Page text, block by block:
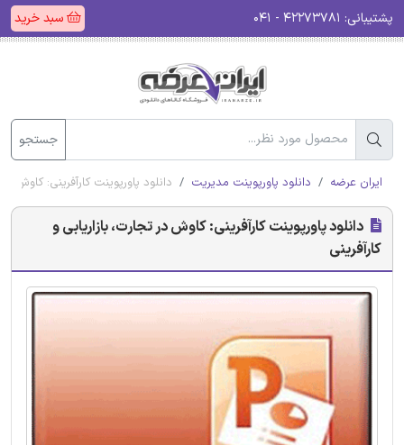
پشتیبانی: سبد خرید
جستجو
ایران عرضه دانلود پاورپوینت مدیریت دانلود پاورپوینت کارآفرینی: کاوش در
دانلود پاورپوینت کارآفرینی: کاوش در تجارت، بازاریابی و
کارآفرینی